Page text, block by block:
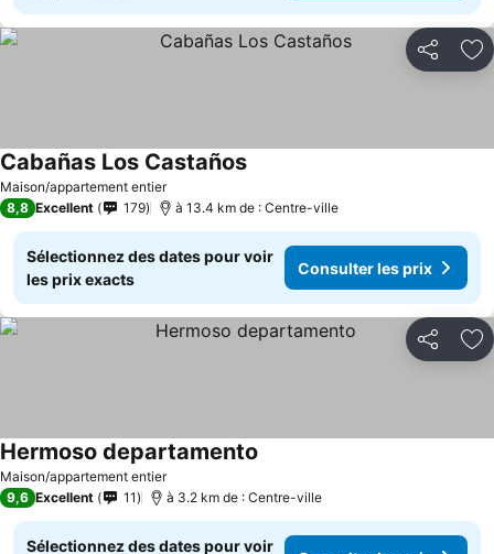
Partager
Maison/appartement entier
Cabañas Los Castaños
8,8 Excellent 179 à 13.4 km de : Centre-ville
Sélectionnez des dates pour voir
les prix exacts
Consulter les prix
Partager
Maison/appartement entier
Hermoso departamento
9,6 Excellent 11 à 3.2 km de : Centre-ville
Sélectionnez des dates pour voir